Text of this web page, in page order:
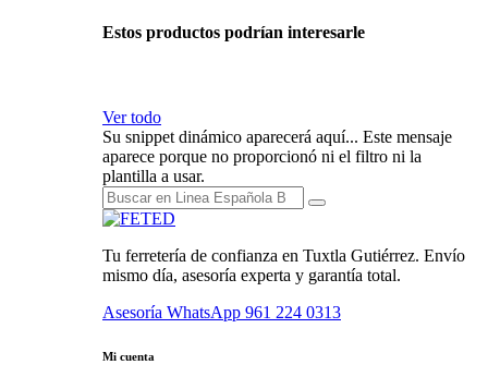
Estos productos podrían interesarle
Ver todo
Su snippet dinámico aparecerá aquí... Este mensaje
aparece porque no proporcionó ni el filtro ni la
plantilla a usar.
Tu ferretería de confianza en Tuxtla Gutiérrez. Envío
mismo día, asesoría experta y garantía total.
Asesoría WhatsApp 961 224 0313
Mi cuenta